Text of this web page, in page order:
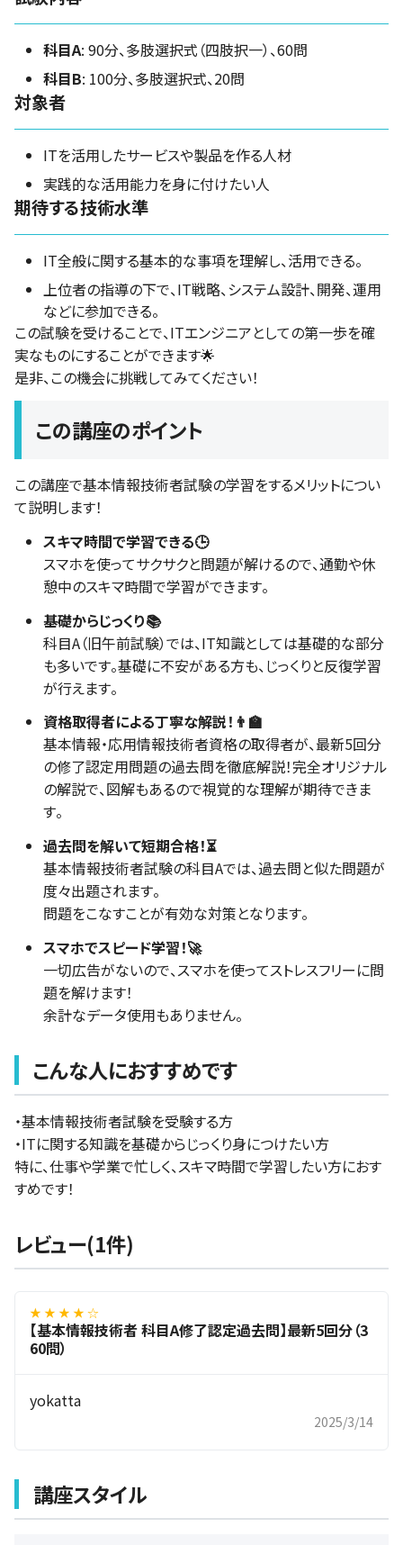
科目A: 90分、多肢選択式（四肢択一）、60問
科目B: 100分、多肢選択式、20問
対象者
ITを活用したサービスや製品を作る人材
実践的な活用能力を身に付けたい人
期待する技術水準
IT全般に関する基本的な事項を理解し、活用できる。
上位者の指導の下で、IT戦略、システム設計、開発、運用
などに参加できる。
この試験を受けることで、ITエンジニアとしての第一歩を確
実なものにすることができます🌟
是非、この機会に挑戦してみてください！
この講座のポイント
この講座で基本情報技術者試験の学習をするメリットについ
て説明します！
スキマ時間で学習できる🕒
スマホを使ってサクサクと問題が解けるので、通勤や休
憩中のスキマ時間で学習ができます。
基礎からじっくり📚
科目A（旧午前試験）では、IT知識としては基礎的な部分
も多いです。基礎に不安がある方も、じっくりと反復学習
が行えます。
資格取得者による丁寧な解説！👨‍🏫
基本情報・応用情報技術者資格の取得者が、最新5回分
の修了認定用問題の過去問を徹底解説！完全オリジナル
の解説で、図解もあるので視覚的な理解が期待できま
す。
過去問を解いて短期合格！⏳
基本情報技術者試験の科目Aでは、過去問と似た問題が
度々出題されます。
問題をこなすことが有効な対策となります。
スマホでスピード学習！🚀
一切広告がないので、スマホを使ってストレスフリーに問
題を解けます！
余計なデータ使用もありません。
こんな人におすすめです
・基本情報技術者試験を受験する方
・ITに関する知識を基礎からじっくり身につけたい方
特に、仕事や学業で忙しく、スキマ時間で学習したい方におす
すめです！
レビュー(1件)
★ ★ ★ ★ ☆
【基本情報技術者 科目A修了認定過去問】最新5回分（3
60問）
yokatta
2025/3/14
講座スタイル